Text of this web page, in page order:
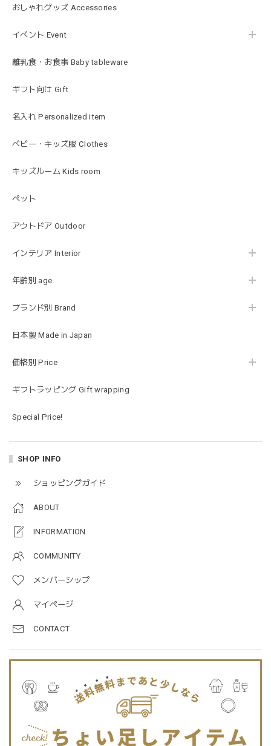
おしゃれグッズ Accessories
イベント Event
離乳食・お食事 Baby tableware
ギフト向け Gift
名入れ Personalized item
ベビー・キッズ服 Clothes
キッズルーム Kids room
ペット
アウトドア Outdoor
インテリア Interior
年齢別 age
ブランド別 Brand
日本製 Made in Japan
価格別 Price
ギフトラッピング Gift wrapping
Special Price!
SHOP INFO
ショッピングガイド
ABOUT
INFORMATION
COMMUNITY
メンバーシップ
マイページ
CONTACT
lightbeige ライトベージュ
出産祝いで渡しました。友人がとても喜んでおりました！可
可愛いファーストトイが届きました！ ありがとうございま
お砂場セットや木のおもちゃ、ニット帽にTシャツにサング
た…！✨どれも使いやすいベーシックな色味のものたちで、
すぐに使い始めました。今年もまた購入したいと思える最高
プレゼントした友人がとても喜んでました。ありがとうござ
います！
JELLYCATは特に個体差が激しいブランドなので、どんな子
です。Primiiさんでお迎えした子はみんな可愛い子なので嬉
2025/12/12